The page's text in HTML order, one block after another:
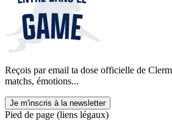
Reçois par email ta dose officielle de
matchs, émotions...
Je m'inscris à la newsletter
Pied de page (liens légaux)